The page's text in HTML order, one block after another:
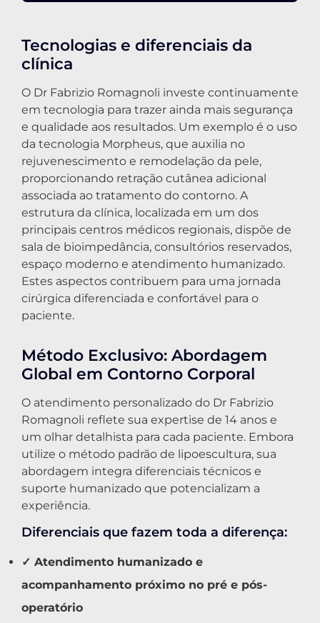
Tecnologias e diferenciais da
clínica
O Dr Fabrizio Romagnoli investe continuamente
em tecnologia para trazer ainda mais segurança
e qualidade aos resultados. Um exemplo é o uso
da tecnologia Morpheus, que auxilia no
rejuvenescimento e remodelação da pele,
proporcionando retração cutânea adicional
associada ao tratamento do contorno. A
estrutura da clínica, localizada em um dos
principais centros médicos regionais, dispõe de
sala de bioimpedância, consultórios reservados,
espaço moderno e atendimento humanizado.
Estes aspectos contribuem para uma jornada
cirúrgica diferenciada e confortável para o
paciente.
Método Exclusivo: Abordagem
Global em Contorno Corporal
O atendimento personalizado do Dr Fabrizio
Romagnoli reflete sua expertise de 14 anos e
um olhar detalhista para cada paciente. Embora
utilize o método padrão de lipoescultura, sua
abordagem integra diferenciais técnicos e
suporte humanizado que potencializam a
experiência.
Diferenciais que fazem toda a diferença:
✓ Atendimento humanizado e
acompanhamento próximo no pré e pós-
operatório